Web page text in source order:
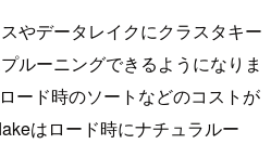
やデータレイクにクラスタキー
ルーニングできるようになりま
ード時のソートなどのコストが
はロード時にナチュラルー